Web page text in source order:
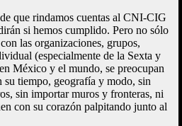
que rindamos cuentas al CNI-CIG
si hemos cumplido. Pero no sólo
las organizaciones, grupos,
(especialmente de la Sexta y
México y el mundo, se preocupan
su tiempo, geografía y modo, sin
sin importar muros y fronteras, ni
con su corazón palpitando junto al